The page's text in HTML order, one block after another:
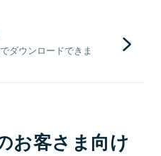
ダウンロードできま
お客さま向け